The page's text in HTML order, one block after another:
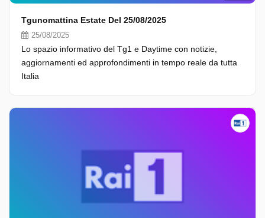
Tgunomattina Estate Del 25/08/2025
25/08/2025
Lo spazio informativo del Tg1 e Daytime con notizie,
aggiornamenti ed approfondimenti in tempo reale da tutta
Italia